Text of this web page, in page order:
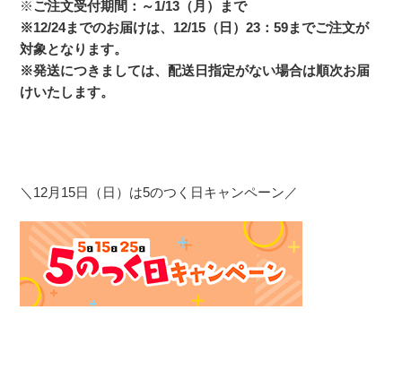
※ご注文受付期間：～1/13（月）まで
※12/24までのお届けは、12/15（日）23：59までご注文が
対象となります。
※発送につきましては、配送日指定がない場合は順次お届
けいたします。
＼12月15日（日）は5のつく日キャンペーン／